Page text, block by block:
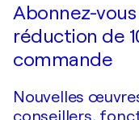
Abonnez-
réduction de
commande
Nouvelles
conseillers,